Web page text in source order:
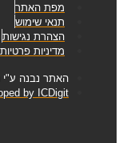
מפת האתר
תנאי שימוש
הצהרת נגישות
מדיניות פרטיות
האתר נבנה ע"י
by ICDigit